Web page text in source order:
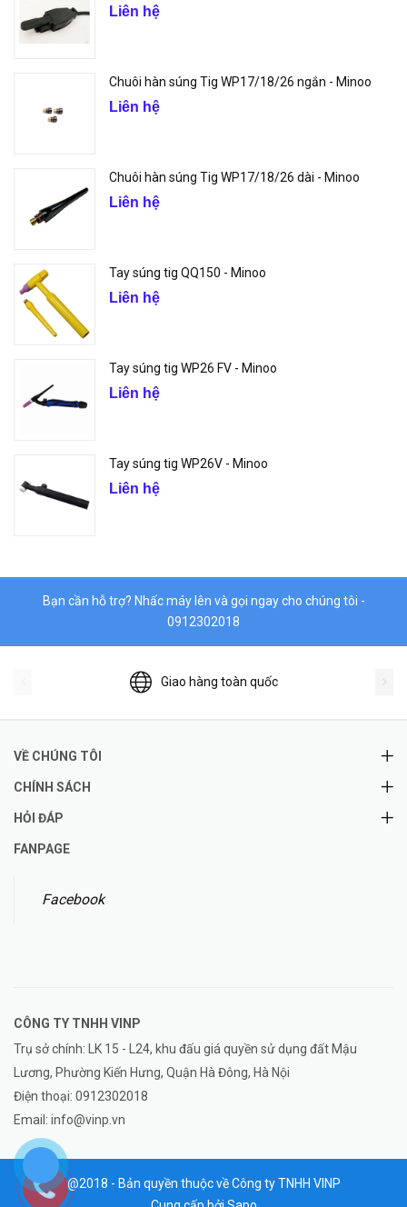
Liên hệ
Chuôi hàn súng Tig WP17/18/26 ngắn - Minoo
Liên hệ
Chuôi hàn súng Tig WP17/18/26 dài - Minoo
Liên hệ
Tay súng tig QQ150 - Minoo
Liên hệ
Tay súng tig WP26 FV - Minoo
Liên hệ
Tay súng tig WP26V - Minoo
Liên hệ
Bạn cần hỗ trợ? Nhấc máy lên và gọi ngay cho chúng tôi -
0912302018
Giao hàng toàn quốc
VỀ CHÚNG TÔI
CHÍNH SÁCH
HỎI ĐÁP
FANPAGE
Facebook
CÔNG TY TNHH VINP
Trụ sở chính: LK 15 - L24, khu đấu giá quyền sử dụng đất Mậu
Lương, Phường Kiến Hưng, Quận Hà Đông, Hà Nội
Điện thoại: 0912302018
Email: info@vinp.vn
@2018 - Bản quyền thuộc về Công ty TNHH VINP